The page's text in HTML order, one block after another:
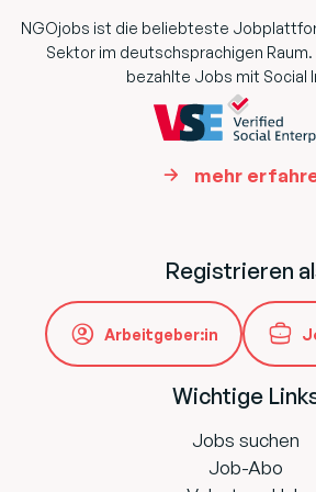
NGOjobs ist die beliebteste
Sektor im deutschsprachigen
bezahlte Jobs mit Social
mehr
Registrieren
Arbeitgeber:in
Wichtige
Jobs suchen
Job-Abo